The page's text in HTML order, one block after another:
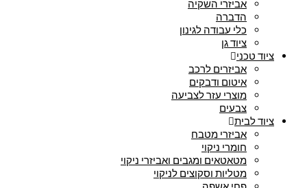
אביזרי השקיה
הדברה
כלי עבודה לגינון
ציוד גן
ציוד טכני
אביזרים לרכב
איטום ודבקים
מוצרי עזר לצביעה
צבעים
ציוד לבית
אביזרי מטבח
חומרי ניקוי
מטאטאים ומגבים ואביזרי ניקוי
מטליות וסקוצים לניקוי